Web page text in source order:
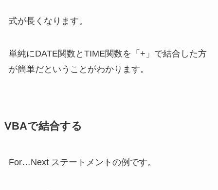
式が長くなります。
単純にDATE関数とTIME関数を「+」で結合した方
が簡単だということがわかります。
VBAで結合する
For…Next ステートメントの例です。